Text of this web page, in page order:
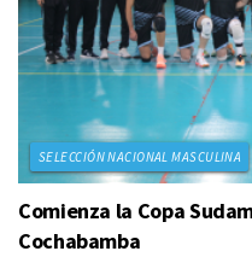
SELECCIÓN NACIONAL MASCULINA
Comienza la Copa
Cochabamba